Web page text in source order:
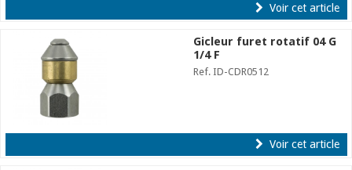
Voir cet article
Gicleur furet rotatif 04 G
1/4 F
Ref. ID-CDR0512
Voir cet article